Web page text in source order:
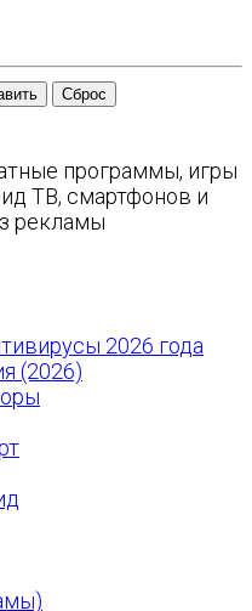
Сброс
программы, игры
ТВ, смартфонов и
рекламы
2026 года
(2026)